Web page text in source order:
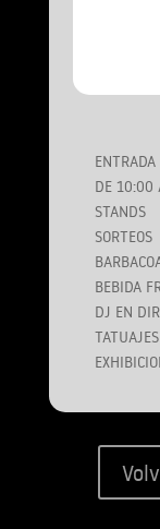
DE 10:00
STANDS
SORTEOS
BEBIDA
DJ EN